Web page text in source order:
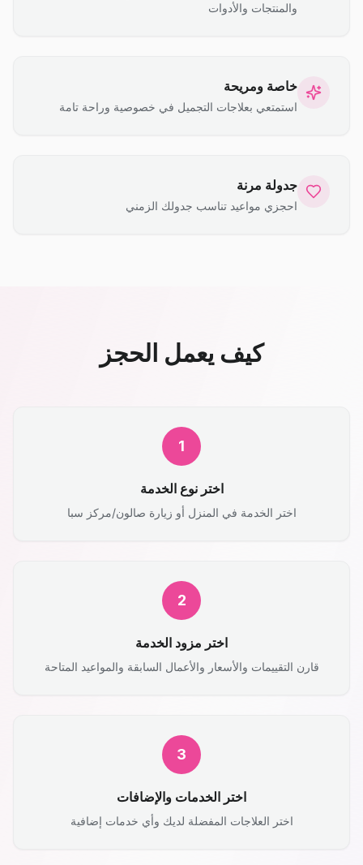
والمنتجات والأدوات
خاصة ومريحة
استمتعي بعلاجات التجميل في خصوصية وراحة تامة
جدولة مرنة
احجزي مواعيد تناسب جدولك الزمني
كيف يعمل الحجز
1
اختر نوع الخدمة
اختر الخدمة في المنزل أو زيارة صالون/مركز سبا
2
اختر مزود الخدمة
قارن التقييمات والأسعار والأعمال السابقة والمواعيد المتاحة
3
اختر الخدمات والإضافات
اختر العلاجات المفضلة لديك وأي خدمات إضافية